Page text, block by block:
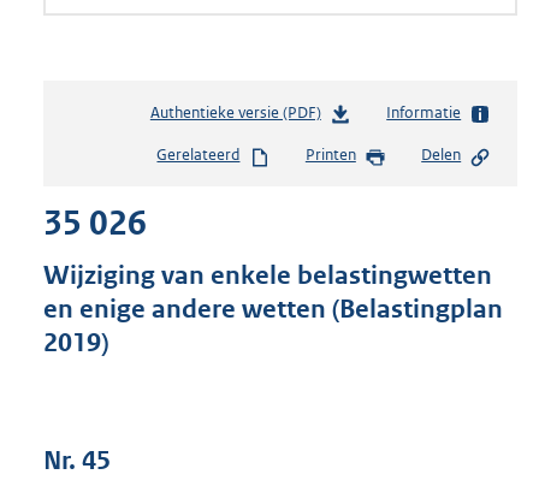
Authentieke versie (PDF)b
s
d
s
g
Informatie
Gerelateerd Printen Delen
35 026
Wijziging van enkele belastingwetten
en enige andere wetten (Belastingplan
2019)
Nr. 45